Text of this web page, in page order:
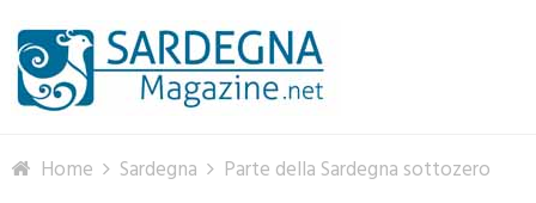
Home Sardegna Parte della Sardegna sottozero